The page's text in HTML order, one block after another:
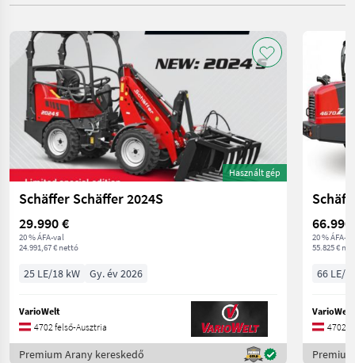
Használt gép
Schäffer Schäffer 2024S
29.990 €
20 % ÁFA-val
24.991,67 € nettó
25 LE/18 kW Gy. év 2026
VarioWelt
4702 felső-Ausztria
Premium Arany kereskedő
66.990
20 % ÁFA-
55.825 €
66 LE/
VarioWelt
4702